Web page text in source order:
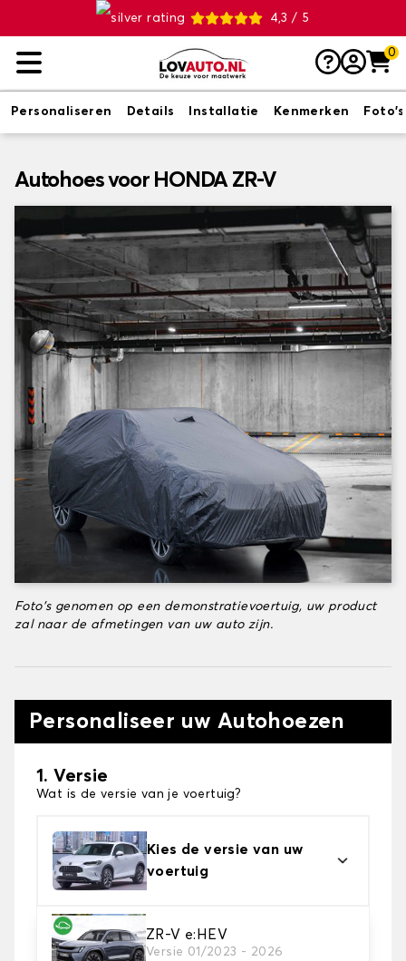
4,3 / 5
0
Personaliseren Details Installatie Kenmerken Foto's
Autohoes voor HONDA ZR-V
Foto's genomen op een demonstratievoertuig, uw product
zal naar de afmetingen van uw auto zijn.
Personaliseer uw Autohoezen
1. Versie
Wat is de versie van je voertuig?
Kies de versie van uw
voertuig
ZR-V e:HEV
Versie 01/2023 - 2026
2. Beschermingsniveau
Kies de juiste beschermhoes voor uw behoeftes